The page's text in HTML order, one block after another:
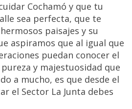
Cochamó y que tu
sea perfecta, que te
paisajes y su
aspiramos que al igual que
puedan conocer el
y majestuosidad que
a mucho, es que desde el
el Sector La Junta debes